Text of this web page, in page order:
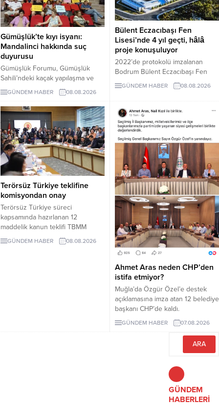
Gümüşlük’te kıyı isyanı:
Mandalinci hakkında suç
duyurusu
Gümüşlük Forumu, Gümüşlük
Sahili’ndeki kaçak yapılaşma ve
Çayıraltı Halk Plajı’ndaki işgal
iddiaları nedeniyle Bodrum
Belediye Başkanı Tamer
Mandalinci hakkında suç
duyurusunda bulundu.
GÜNDEM HABER 08.08.2026
Bülent Eczacıbaşı Fen
Lisesi’nde 4 yıl geçti, hâlâ
proje konuşuluyor
2022’de protokolü imzalanan
Bodrum Bülent Eczacıbaşı Fen
Lisesi için dört yıl sonra hâlâ proje
süreci görüşülüyor. Okulun ne
kabul edeceği belirsiz.
GÜNDEM HABER 08.08.2026
Terörsüz Türkiye teklifine
komisyondan onay
Terörsüz Türkiye süreci
kapsamında hazırlanan 12
maddelik kanun teklifi TBMM
Adalet Komisyonunda kabul edildi.
Teklif 5 ve 10 yıllık erteleme
GÜNDEM HABER 08.08.2026
Ahmet Aras neden CHP’den
istifa etmiyor?
Muğla’da Özgür Özel’e destek
açıklamasına imza atan 12 belediye
başkanı CHP’de kaldı.
Milletvekilleri Yeni Parti’ye
geçerken belediye başkanlarının
tutumu ve CHP yönetiminin
GÜNDEM HABER 07.08.2026
GÜNDEM
HABERLERİ